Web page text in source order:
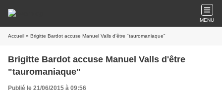
MENU
Accueil » Brigitte Bardot accuse Manuel Valls d'être "tauromaniaque"
Brigitte Bardot accuse Manuel Valls d'être
"tauromaniaque"
Publié le 21/06/2015 à 09:56